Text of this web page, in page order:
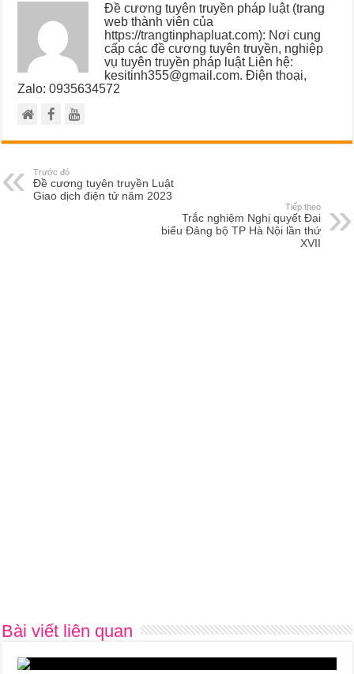
Đề cương tuyên truyền pháp luật (trang
web thành viên của
https://trangtinphapluat.com): Nơi cung
cấp các đề cương tuyên truyền, nghiệp
vụ tuyên truyền pháp luật Liên hệ:
kesitinh355@gmail.com. Điện thoại,
Zalo: 0935634572
Trước đó
Đề cương tuyên truyền Luật
Giao dịch điện tử năm 2023
Tiếp theo
Trắc nghiệm Nghị quyết Đại
biểu Đảng bộ TP Hà Nội lần thứ
XVII
Bài viết liên quan